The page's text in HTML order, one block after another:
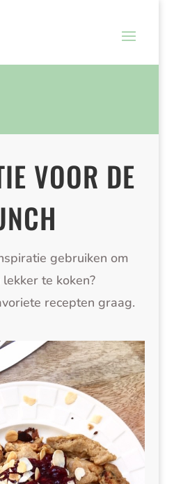
VOOR DE
gebruiken om
te koken?
recepten graag.